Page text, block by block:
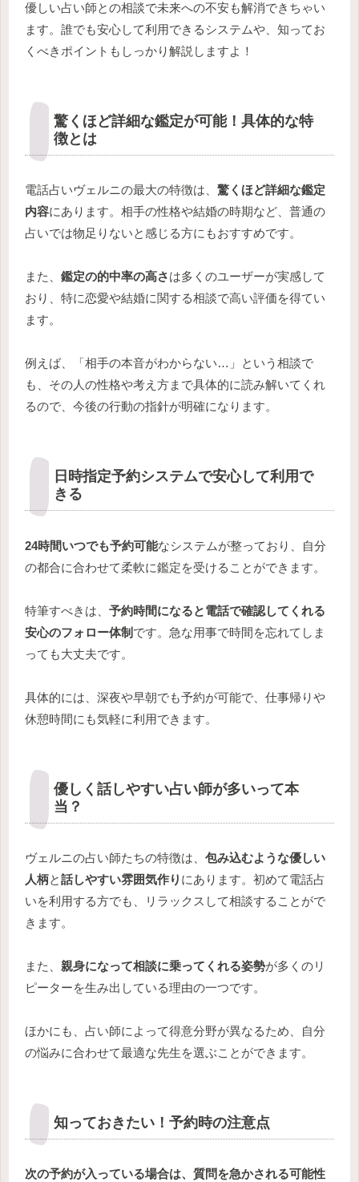
優しい占い師との相談で未来への不安も解消できちゃい
ます。誰でも安心して利用できるシステムや、知ってお
くべきポイントもしっかり解説しますよ！
驚くほど詳細な鑑定が可能！具体的な特
徴とは
電話占いヴェルニの最大の特徴は、 驚くほど詳細な鑑定
内容にあります。相手の性格や結婚の時期など、普通の
占いでは物足りないと感じる方にもおすすめです。
また、 鑑定の的中率の高さは多くのユーザーが実感して
おり、特に恋愛や結婚に関する相談で高い評価を得てい
ます。
例えば、「相手の本音がわからない…」という相談で
も、その人の性格や考え方まで具体的に読み解いてくれ
るので、今後の行動の指針が明確になります。
日時指定予約システムで安心して利用で
きる
24時間いつでも予約可能なシステムが整っており、自分
の都合に合わせて柔軟に鑑定を受けることができます。
特筆すべきは、 予約時間になると電話で確認してくれる
安心のフォロー体制 です。急な用事で時間を忘れてしま
っても大丈夫です。
具体的には、深夜や早朝でも予約が可能で、仕事帰りや
休憩時間にも気軽に利用できます。
優しく話しやすい占い師が多いって本
当？
ヴェルニの占い師たちの特徴は、 包み込むような優しい
人柄と話しやすい雰囲気作り にあります。初めて電話占
いを利用する方でも、リラックスして相談することがで
きます。
また、 親身になって相談に乗ってくれる姿勢が多くのリ
ピーターを生み出している理由の一つです。
ほかにも、占い師によって得意分野が異なるため、自分
の悩みに合わせて最適な先生を選ぶことができます。
知っておきたい！予約時の注意点
次の予約が入っている場合は、質問を急かされる可能性